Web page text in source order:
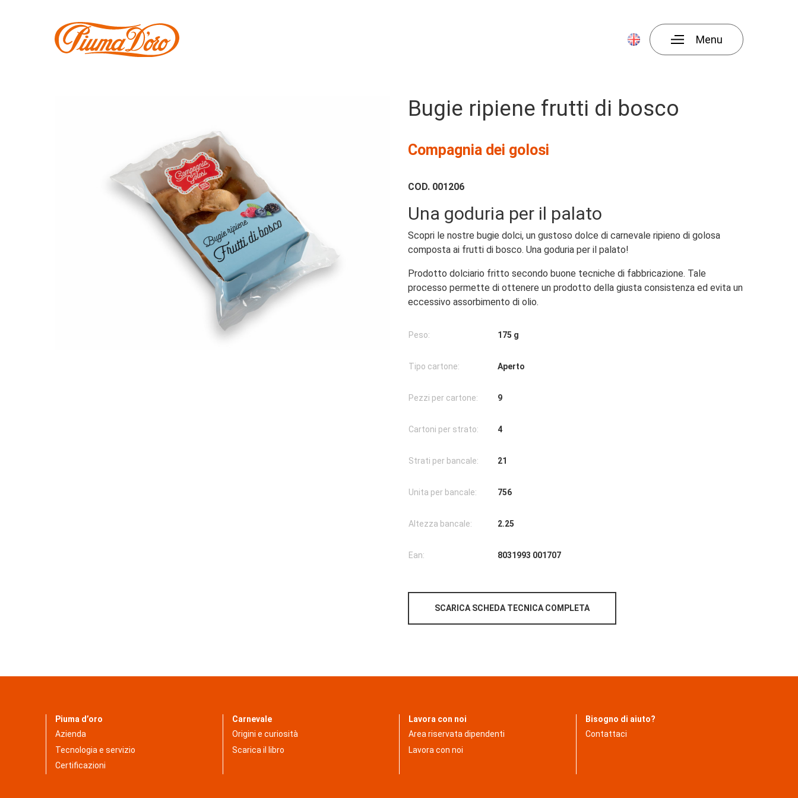
Menu
Bugie ripiene frutti di bosco
Compagnia dei golosi
COD. 001206
Una goduria per il palato
Scopri le nostre bugie dolci, un gustoso dolce di carnevale ripieno di golosa
composta ai frutti di bosco. Una goduria per il palato!
Prodotto dolciario fritto secondo buone tecniche di fabbricazione. Tale
processo permette di ottenere un prodotto della giusta consistenza ed evita un
eccessivo assorbimento di olio.
Peso: 175 g
Tipo cartone: Aperto
Pezzi per cartone: 9
Cartoni per strato: 4
Strati per bancale: 21
Unita per bancale: 756
Altezza bancale: 2.25
Ean: 8031993 001707
SCARICA SCHEDA TECNICA COMPLETA
Piuma d’oro
Azienda
Tecnologia e servizio
Certificazioni
Carnevale
Origini e curiosità
Scarica il libro
Lavora con noi
Area riservata dipendenti
Lavora con noi
Bisogno di aiuto?
Contattaci